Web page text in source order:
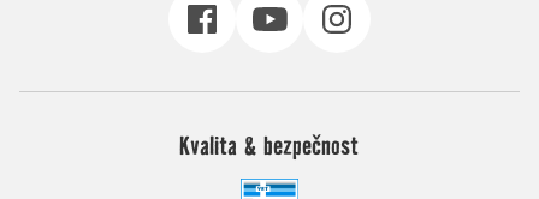
Kvalita & bezpečnost